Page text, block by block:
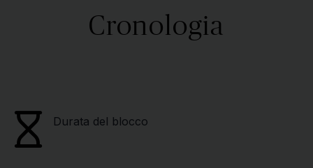
Cronologia
Durata del blocco